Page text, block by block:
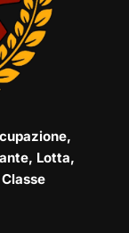
Lotta,